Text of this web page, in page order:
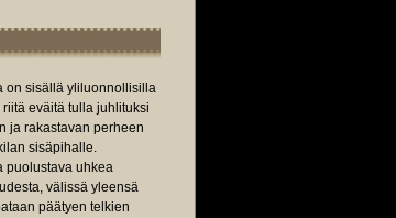
on sisällä yliluonnollisilla
eväitä tulla juhlituksi
ja rakastavan perheen
sisäpihalle.
puolustava uhkea
välissä yleensä
päätyen telkien